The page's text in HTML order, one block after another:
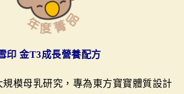
印 金T3成長營養配方
模母乳研究，專為東方寶寶體質設計